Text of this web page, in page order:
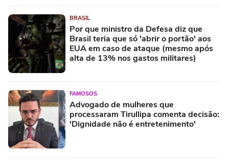
BRASIL
Por que ministro da Defesa diz que
Brasil teria que só 'abrir o portão' aos
EUA em caso de ataque (mesmo após
alta de 13% nos gastos militares)
FAMOSOS
Advogado de mulheres que
processaram Tirullipa comenta decisão:
'Dignidade não é entretenimento'